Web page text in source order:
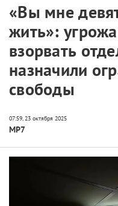
«Вы мне
жить»:
взорвать
назначили
свободы
МР7